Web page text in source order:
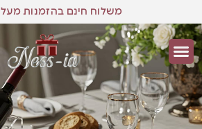
משלוח חינם בהזמנות מעל 500₪